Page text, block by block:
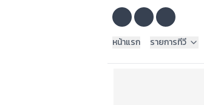
หน้าแรก
รายการทีวี